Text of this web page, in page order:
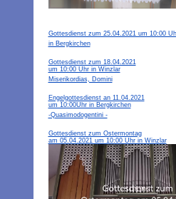
Gottesdienst zum 25.04.2021 um 10:00
in Bergkirchen
Gottesdienst zum 18.04.2021
um 10:00 Uhr in Winzlar
Miserikordias, Domini
Engelgottesdienst an 11.04.2021
um 10:00Uhr in Bergkirchen
-Quasimodogentini -
Gottesdienst zum Ostermontag
am 05.04.2021 um 10:00 Uhr in Winzlar